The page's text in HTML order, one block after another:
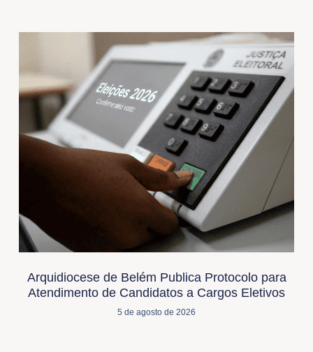
Arquidiocese de Belém Publica Protocolo para
Atendimento de Candidatos a Cargos Eletivos
5 de agosto de 2026